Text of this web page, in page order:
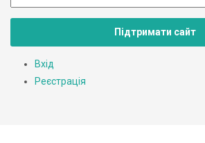
Підтримати сайт
Вхід
Реєстрація